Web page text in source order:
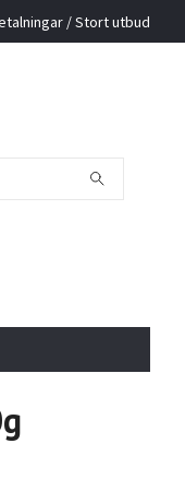
/ Stort utbud